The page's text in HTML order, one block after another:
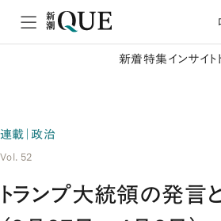
新着特集 インサイト
連載｜政治
Vol. 52
トランプ大統領の発言